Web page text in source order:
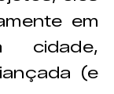
em
cidade,
(e